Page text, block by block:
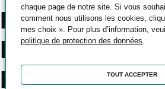
Pourquoi
l’École UIMM
Prévention
chaque page de notre site. Si vous
comment nous utilisons les cookies,
mes choix ». Pour plus d’information,
politique de protection des données.
TOUT ACCEPTER